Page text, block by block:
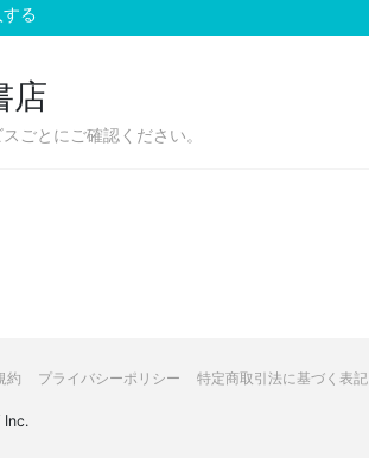
る
店
ごとにご確認ください。
約 プライバシーポリシー 特定商取引法に基づく表記